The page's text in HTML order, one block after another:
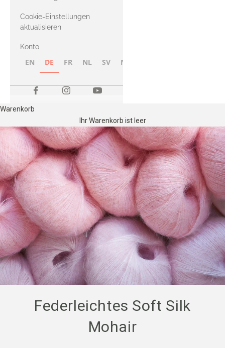
Cookie-Einstellungen
aktualisieren
Konto
EN DE FR NL SV NB
Warenkorb
Ihr Warenkorb ist leer
Federleichtes Soft Silk
Mohair